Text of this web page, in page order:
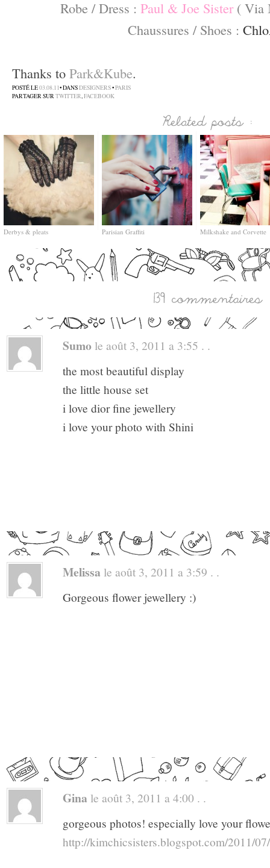
Robe / Dress : Paul & Joe Sister( Via
Chaussures / Shoes :
Thanks to Park&Kube.
POSTÉ LE03.08.11• DANSDESIGNERS•PARIS
PARTAGER SURTWITTER,FACEBOOK
Derbys & pleats Parisian Graffiti Milkshake and Corvette
Sumo le août 3, 2011 a 3:55 . .
the most beautiful display
the little house set
i love dior fine jewellery
i love your photo with Shini
Melissa le août 3, 2011 a 3:59 . .
Gorgeous flower jewellery :)
Gina le août 3, 2011 a 4:00 . .
gorgeous photos! especially love your
http://kimchicsisters.blogspot.com/2011/